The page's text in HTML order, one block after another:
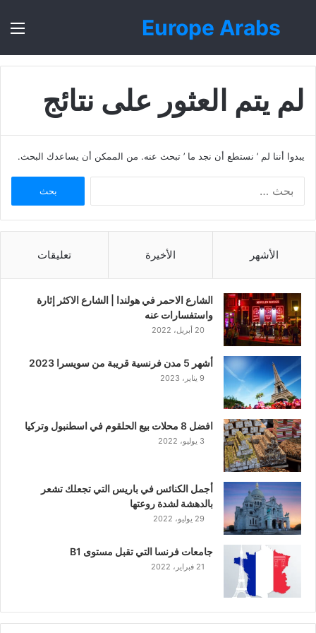
Europe Arabs
بحث
لم يتم العثور على نتائج
يبدوا أننا لم ’ نستطع أن نجد ما ’ تبحث عنه. من الممكن أن يساعدك البحث.
الأشهر الأخيرة تعليقات
الشارع الاحمر في هولندا | الشارع الاكثر إثارة
واستفسارات عنه
20 أبريل، 2022
أشهر 5 مدن فرنسية قريبة من سويسرا 2023
9 يناير، 2023
افضل 8 محلات بيع الحلقوم في اسطنبول وتركيا
3 يوليو، 2022
أجمل الكنائس في باريس التي تجعلك تشعر
بالدهشة لشدة روعتها
29 يوليو، 2022
جامعات فرنسا التي تقبل مستوى B1
21 فبراير، 2022